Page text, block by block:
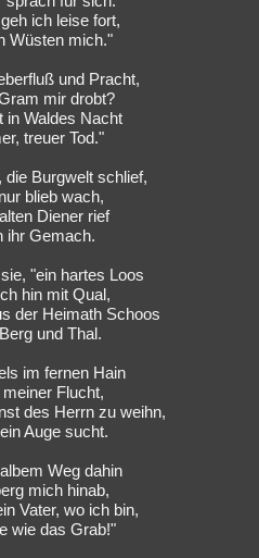
ich leise fort,
Wüsten mich."
und Pracht,
mir drobt?
in Waldes Nacht
treuer Tod."
die Burgwelt schlief,
blieb wach,
Diener rief
ihr Gemach.
"ein hartes Loos
hin mit Qual,
der Heimath Schoos
und Thal.
im fernen Hain
Flucht,
des Herrn zu weihn,
Auge sucht.
Weg dahin
mich hinab,
Vater, wo ich bin,
wie das Grab!"